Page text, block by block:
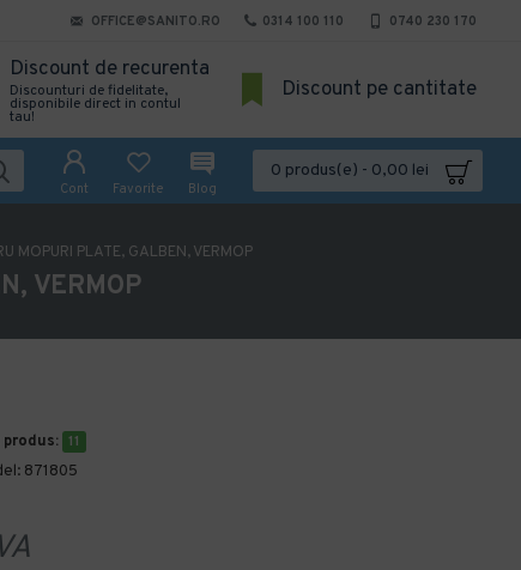
OFFICE@SANITO.RO 0314 100 110 0740 230 170
Discount de recurenta
Discounturi de fidelitate,
disponibile direct in contul
tau!
Discount pe cantitate
Cont Favorite Blog
0 produs(e) - 0,00 lei
MOPURI PLATE, GALBEN, VERMOP
VERMOP
11
871805